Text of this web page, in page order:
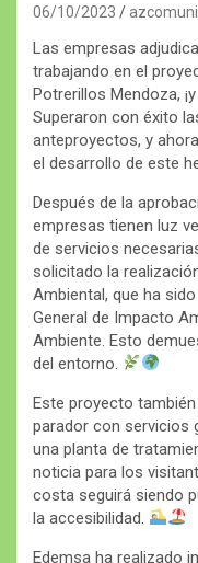
06/10/2023
Las empresas
trabajando en el
Potrerillos Mendoza,
Superaron con éxito
anteproyectos, y
el desarrollo de este
Después de la
empresas tienen luz
de servicios
solicitado la
Ambiental, que ha
General de Impacto
Ambiente. Esto
del entorno.
Este proyecto
parador con servicios
una planta de
noticia para los
costa seguirá siendo
la accesibilidad.
Edemsa ha realizado